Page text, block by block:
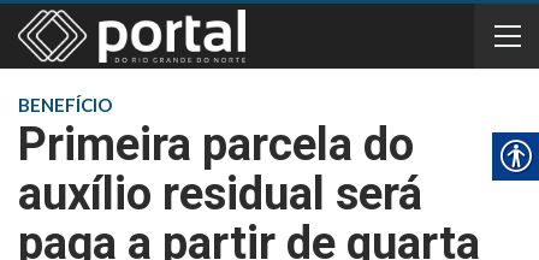
BENEFÍCIO
Primeira parcela do
auxílio residual será
paga a partir de quarta